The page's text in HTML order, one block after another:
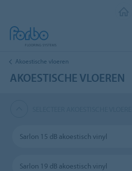
Akoestische vloeren
AKOESTISCHE VLOEREN
Sarlon 15 dB akoestisch vinyl
Sarlon 19 dB akoestisch vinyl